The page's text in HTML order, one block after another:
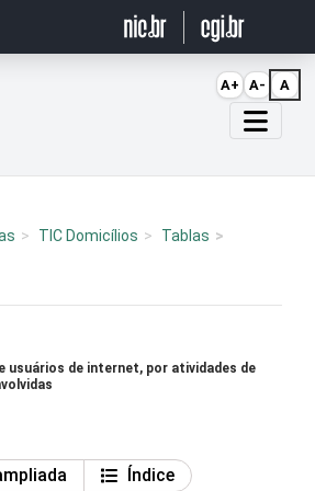
TIC Domicílios Tablas
usuários de internet, por atividades de
Índice
A+ A- A